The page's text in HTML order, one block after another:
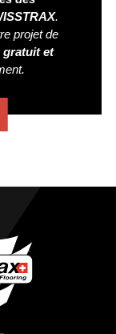
.
projet de
gratuit et